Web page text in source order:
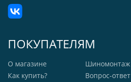
ПОКУПАТЕЛЯМ
О магазине
Как купить?
Шиномонтаж
Вопрос-ответ